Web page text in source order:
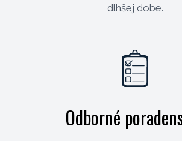
dlhšej dobe.
Odborné